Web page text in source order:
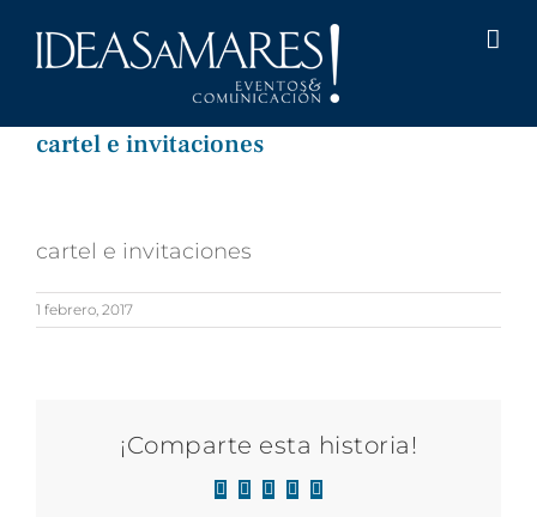
cartel e invitaciones
cartel e invitaciones
1 febrero, 2017
¡Comparte esta historia!
Facebook
X LinkedIn
WhatsApp
Correo